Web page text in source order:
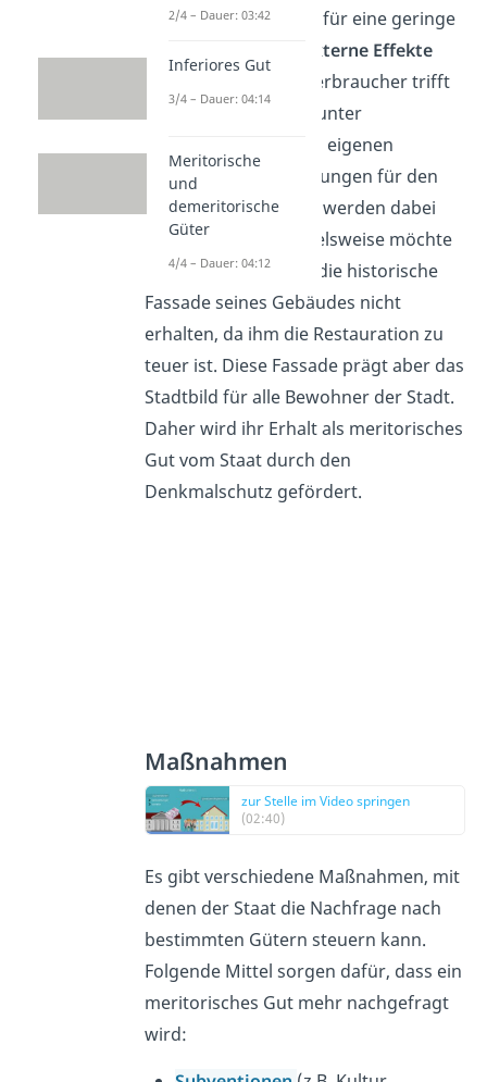
Eine weitere Ursache für eine geringe
Externe Effekte
sein. Das heißt, ein Verbraucher trifft
Entscheidungen nur unter
Berücksichtigung des eigenen
Nutzens. Die Auswirkungen für den
Rest der Gesellschaft werden dabei
nicht bedacht. Beispielsweise möchte
ein Hauseigentümer die historische
Fassade seines Gebäudes nicht
erhalten, da ihm die Restauration zu
teuer ist. Diese Fassade prägt aber das
Stadtbild für alle Bewohner der Stadt.
Daher wird ihr Erhalt als meritorisches
Gut vom Staat durch den
Denkmalschutz gefördert.
Maßnahmen
zur Stelle im Video springen
(02:40)
Es gibt verschiedene Maßnahmen, mit
denen der Staat die Nachfrage nach
bestimmten Gütern steuern kann.
Folgende Mittel sorgen dafür, dass ein
meritorisches Gut mehr nachgefragt
wird:
2/4 – Dauer: 03:42
Inferiores Gut
3/4 – Dauer: 04:14
Meritorische
und
demeritorische
Güter
4/4 – Dauer: 04:12